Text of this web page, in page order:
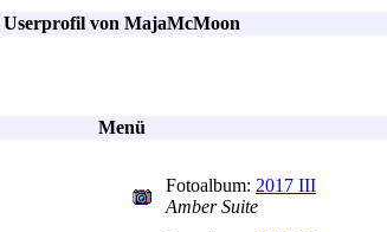
Userprofil von MajaMcMoon
Menü
Fotoalbum: 2017 III
Amber Suite